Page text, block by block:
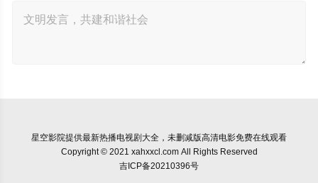
星空影院提供最新热播电视剧大全，未删减版高清电影免费在线观看
Copyright © 2021 xahxxcl.com All Rights Reserved
吉ICP备20210396号